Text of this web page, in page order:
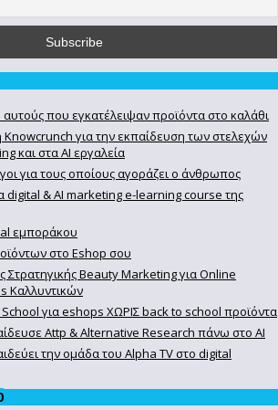
που εγκατέλειψαν προϊόντα στο καλάθι
Knowcrunch για την εκπαίδευση των στελεχών
και στα AI εργαλεία
για τους οποίους αγοράζει ο άνθρωπος
digital & AI marketing e-learning course της
εμποράκου
στο Eshop σου
Beauty Marketing για Online
Καλλυντικών
School για eshops ΧΩΡΙΣ back to school προϊόντα
Attp & Alternative Research πάνω στο ΑΙ
την ομάδα του Alpha TV στο digital